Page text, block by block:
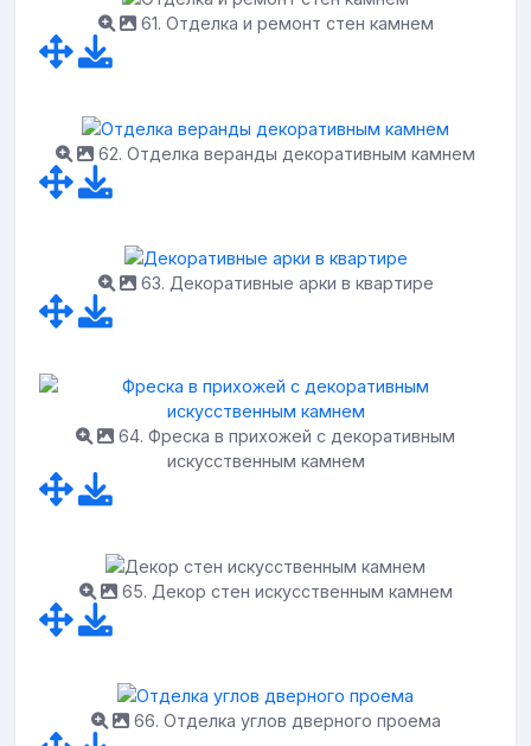
61. Отделка и ремонт стен камнем
62. Отделка веранды декоративным камнем
63. Декоративные арки в квартире
64. Фреска в прихожей с декоративным
искусственным камнем
65. Декор стен искусственным камнем
66. Отделка углов дверного проема